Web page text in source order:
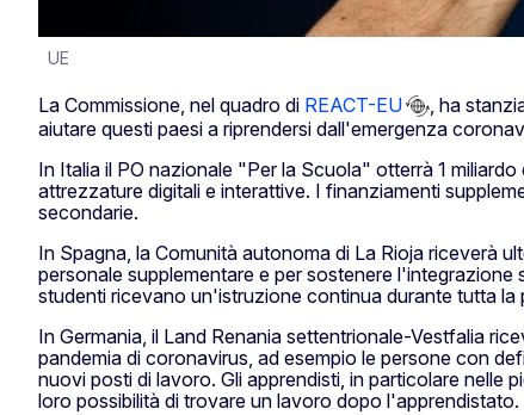
UE
La Commissione, nel quadro di REACT-EU , ha
aiutare questi paesi a riprendersi dall'emergenza
In Italia il PO nazionale "Per la Scuola" otterrà 1
attrezzature digitali e interattive. I finanziamenti
secondarie.
In Spagna, la Comunità autonoma di La Rioja riceverà
personale supplementare e per sostenere
studenti ricevano un'istruzione continua durante tutta la
In Germania, il Land Renania settentrionale-Vestfalia
pandemia di coronavirus, ad esempio le persone con
nuovi posti di lavoro. Gli apprendisti, in particolare nelle
loro possibilità di trovare un lavoro dopo